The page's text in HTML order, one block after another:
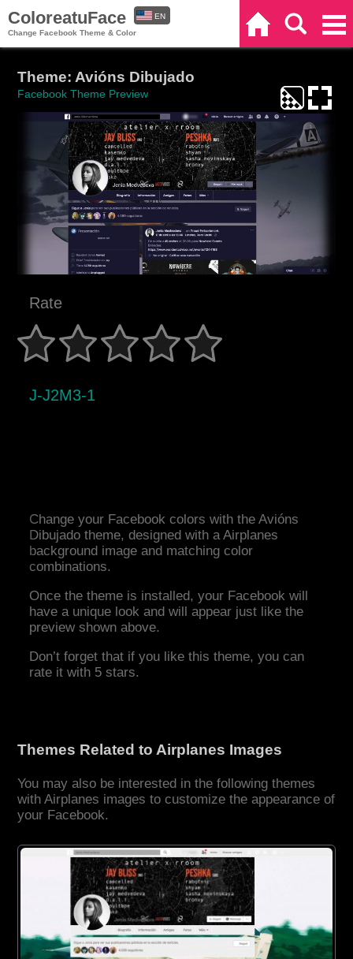
ColoreatuFace
Change Facebook Theme & Color
EN
Theme: Avións Dibujado
Facebook Theme Preview
Rate
J-J2M3-1
Change your Facebook colors with the Avións
Dibujado theme, designed with a Airplanes
background image and matching color
combinations.
Once the theme is installed, your Facebook will
have a unique look and will appear just like the
preview shown above.
Don’t forget that if you like this theme, you can
rate it with 5 stars.
Themes Related to Airplanes Images
You may also be interested in the following themes
with Airplanes images to customize the appearance of
your Facebook.